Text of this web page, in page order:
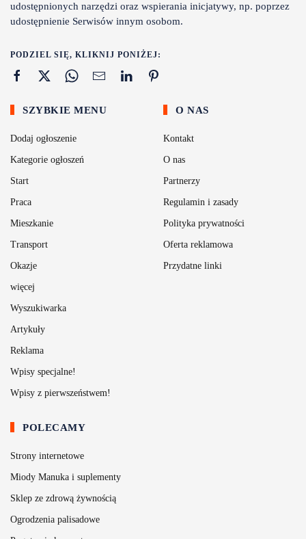
udostępnionych narzędzi oraz wspierania inicjatywy, np. poprzez
udostępnienie Serwisów innym osobom.
PODZIEL SIĘ, KLIKNIJ PONIŻEJ:
SZYBKIE MENU
Dodaj ogłoszenie
Kategorie ogłoszeń
Start
Praca
Mieszkanie
Transport
Okazje
więcej
Wyszukiwarka
Artykuły
Reklama
Wpisy specjalne!
Wpisy z pierwszeństwem!
O NAS
Kontakt
O nas
Partnerzy
Regulamin i zasady
Polityka prywatności
Oferta reklamowa
Przydatne linki
POLECAMY
Strony internetowe
Miody Manuka i suplementy
Sklep ze zdrową żywnością
Ogrodzenia palisadowe